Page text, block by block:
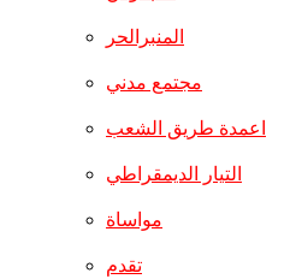
المنبرالحر
مجتمع مدني
اعمدة طريق الشعب
التيار الديمقراطي
مواساة
تقدم